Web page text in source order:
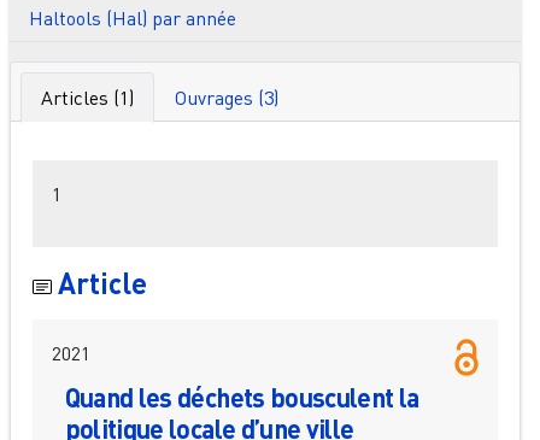
Haltools (Hal) par année
Articles (1) Ouvrages (3)
1
Article
2021
Quand les déchets bousculent la
politique locale d’une ville